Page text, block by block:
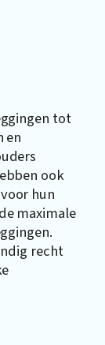
tot
en
ook
hun
maximale
recht